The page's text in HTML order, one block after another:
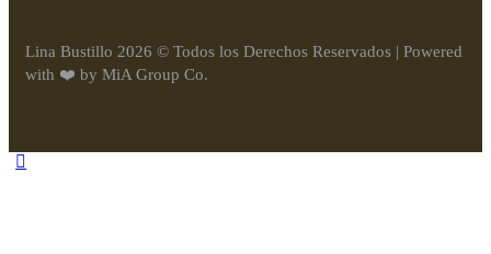
Lina Bustillo 2026 © Todos los Derechos Reservados | Powered
with ❤️️ by MiA Group Co.